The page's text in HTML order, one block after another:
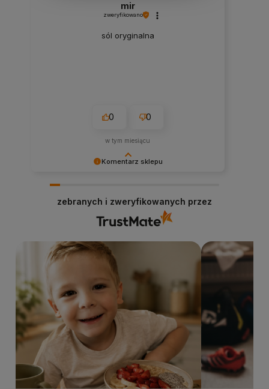
Komentarz sklepu
mir
zweryfikowano
sól oryginalna
0 0
w tym miesiącu
zebranych i zweryfikowanych przez